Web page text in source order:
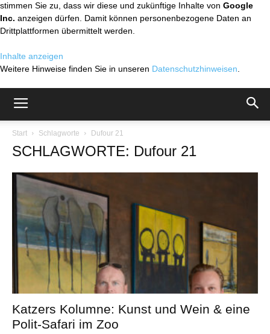
stimmen Sie zu, dass wir diese und zukünftige Inhalte von Google
Inc. anzeigen dürfen. Damit können personenbezogene Daten an
Drittplattformen übermittelt werden.
Inhalte anzeigen
Weitere Hinweise finden Sie in unseren Datenschutzhinweisen
Start Schlagworte Dufour 21
SCHLAGWORTE: Dufour 21
Katzers Kolumne: Kunst und Wein & eine
Polit-Safari im Zoo